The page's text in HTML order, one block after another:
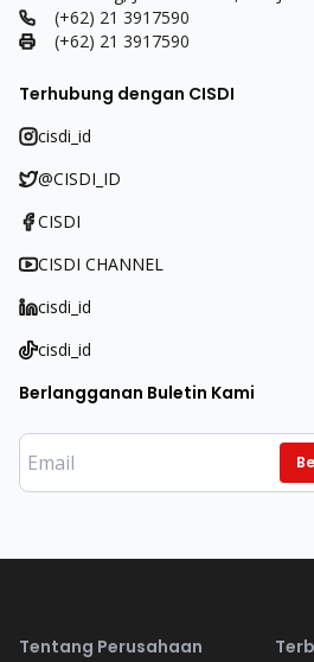
(+62) 21 3917590
(+62) 21 3917590
Terhubung dengan CISDI
cisdi_id
@CISDI_ID
CISDI
CISDI CHANNEL
cisdi_id
cisdi_id
Berlangganan Buletin Kami
Tentang Perusahaan